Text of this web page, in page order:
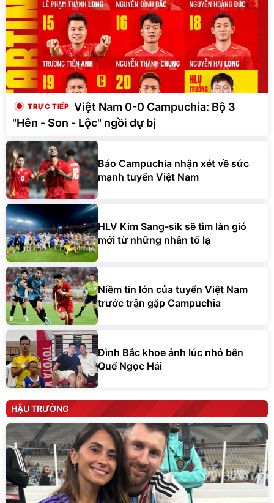
Việt Nam 0-0 Campuchia: Bộ 3
"Hên - Son - Lộc" ngồi dự bị
Báo Campuchia nhận xét về sức
mạnh tuyển Việt Nam
HLV Kim Sang-sik sẽ tìm làn gió
mới từ những nhân tố lạ
Niềm tin lớn của tuyển Việt Nam
trước trận gặp Campuchia
Đình Bắc khoe ảnh lúc nhỏ bên
Quế Ngọc Hải
HẬU TRƯỜNG